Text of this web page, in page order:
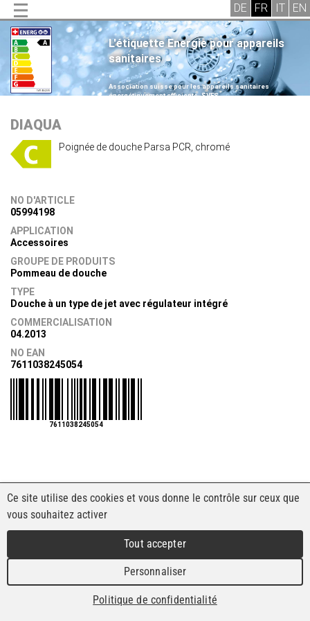
L'étiquette Energie pour appareils
sanitaires
.
Association suisse pour les appareils sanitaires
énergétiquement efficients, SVES
DIAQUA
Poignée de douche Parsa PCR, chromé
NO D'ARTICLE
05994198
APPLICATION
Accessoires
GROUPE DE PRODUITS
Pommeau de douche
TYPE
Douche à un type de jet avec régulateur intégré
COMMERCIALISATION
04.2013
NO EAN
7611038245054
7611038245054
Ce site utilise des cookies et vous donne le contrôle sur ceux que
vous souhaitez activer
Tout accepter
Personnaliser
Politique de confidentialité